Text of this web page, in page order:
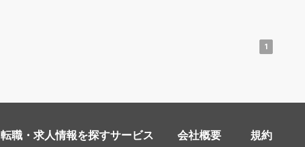
1
転職・求人情報を探すサービス 会社概要 規約